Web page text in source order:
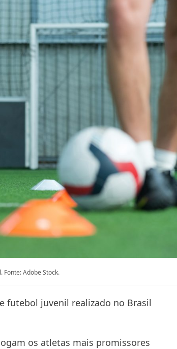
Fonte: Adobe Stock.
futebol juvenil realizado no Brasil
os atletas mais promissores